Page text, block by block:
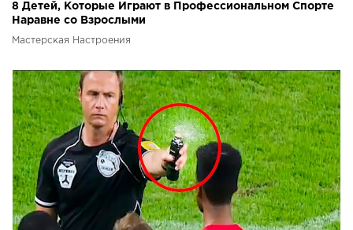
8 Детей, Которые Играют в Профессиональном Спорте
Наравне со Взрослыми
Мастерская Настроения